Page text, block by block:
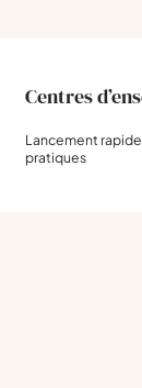
Centres
Lancement
pratiques